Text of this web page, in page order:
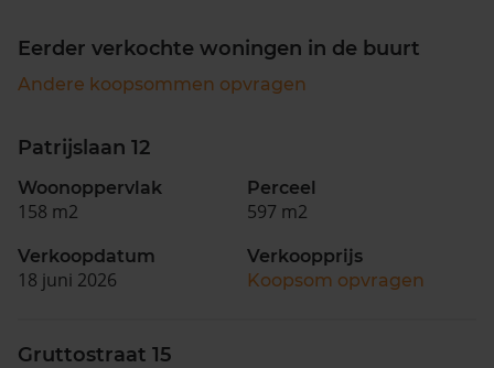
Eerder verkochte woningen in de buurt
Andere koopsommen opvragen
Patrijslaan 12
Woonoppervlak
158 m2
Perceel
597 m2
Verkoopdatum
18 juni 2026
Verkoopprijs
Koopsom opvragen
Gruttostraat 15